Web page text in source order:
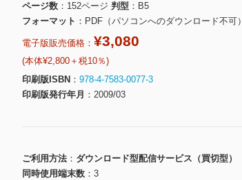
ページ数
152ページ 判型
B5
フォーマット
PDF（パソコンへのダウンロード不可）
電子版販売価格： ¥3,080
(本体¥2,800＋税10％)
印刷版ISBN
978-4-7583-0077-3
印刷版発行年月
2009/03
ご利用方法
ダウンロード型配信サービス（買切型）
同時使用端末数
3